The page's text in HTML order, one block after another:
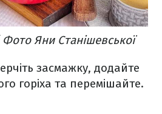
Яни Станішевської
засмажку, додайте
горіха та перемішайте.